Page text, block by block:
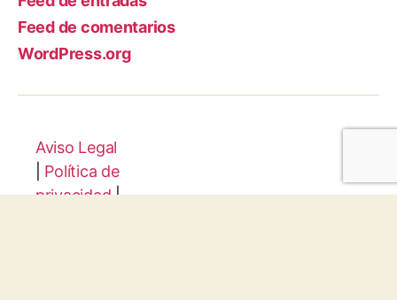
Feed de comentarios
WordPress.org
Aviso Legal
Política de
privacidad|